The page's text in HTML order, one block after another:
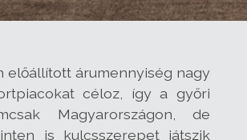
előállított árumennyiség nagy
céloz, így a győri
Magyarországon, de
is kulcsszerepet játszik